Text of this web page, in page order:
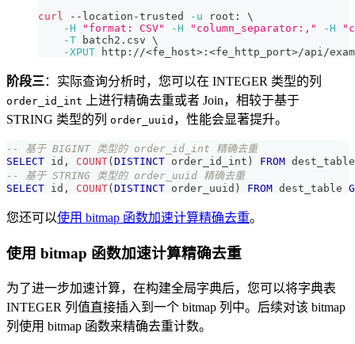
curl --location-trusted -u root: \
-H
"format: CSV" -H "column_separator:," -H
-T batch2.csv \
-XPUT http://<fe_host> : <fe_http_port>/api/
阶段三：实际查询分析时，您可以在 INTEGER 类型的列
order_id_int
上进行精确去重或者 Join，相较于基于
STRING 类型的列 order_uuid ，性能会显著提升。
-- 基于 BIGINT 类型的 order_id_int 精确去重
SELECT id , COUNT( DISTINCT order_id_int ) FROM
-- 基于 STRING 类型的 order_uuid 精确去重
SELECT id , COUNT( DISTINCT order_uuid ) FROM dest_table
您还可以使用 bitmap 函数加速计算精确去重。
使用 bitmap 函数加速计算精确去重
为了进一步加速计算，在构建全局字典后，您可以将字典表
INTEGER 列值直接插入到一个 bitmap 列中。后续对该 bitmap
列使用 bitmap 函数来精确去重计数。